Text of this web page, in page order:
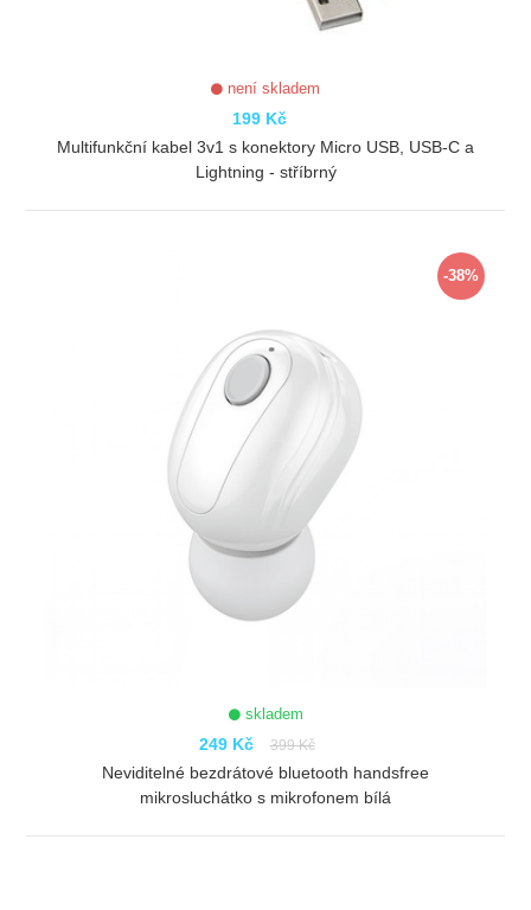
není skladem
199 Kč
Multifunkční kabel 3v1 s konektory Micro USB, USB-C a
Lightning - stříbrný
-38%
skladem
249 Kč 399 Kč
Neviditelné bezdrátové bluetooth handsfree
mikrosluchátko s mikrofonem bílá